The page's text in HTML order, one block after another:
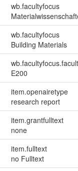
wb.facultyfocus
wb.facultyfocus
Building Materials
E200
item.openairetype
research report
item.grantfulltext
none
item.fulltext
no Fulltext